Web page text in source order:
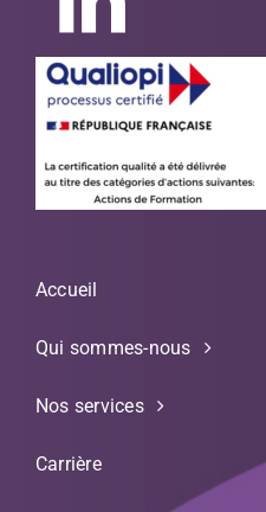
Accueil
Qui sommes-nous
Nos services
Carrière